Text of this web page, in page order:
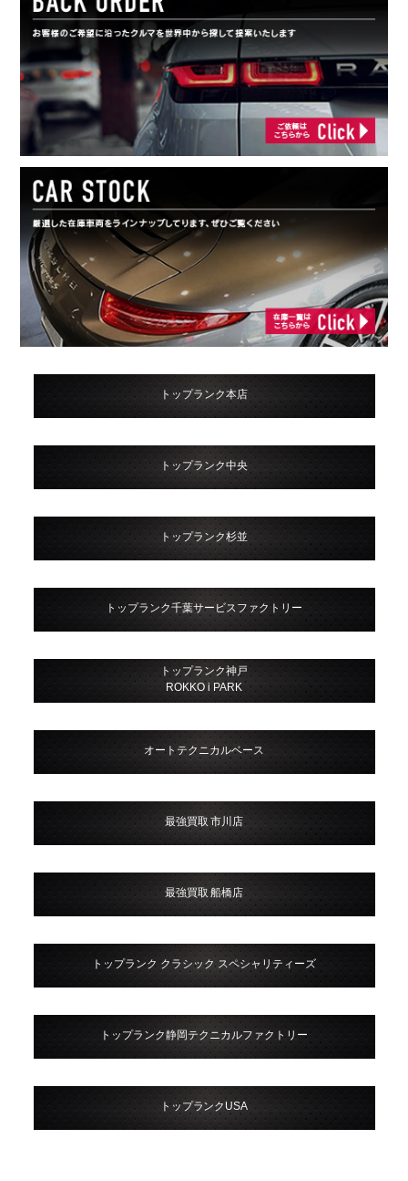
トップランク本店
トップランク中央
トップランク杉並
トップランク千葉サービスファクトリー
トップランク神戸
ROKKO i PARK
オートテクニカルベース
最強買取 市川店
最強買取 船橋店
トップランク クラシック スペシャリティーズ
トップランク静岡テクニカルファクトリー
トップランクUSA